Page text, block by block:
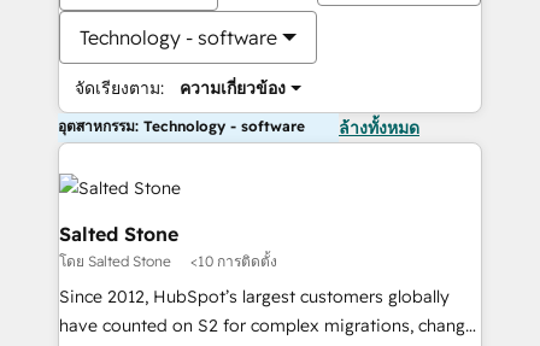
Technology - software
จัดเรียงตาม: ความเกี่ยวข้อง
อุตสาหกรรม: Technology - software ล้างทั้งหมด
Salted Stone
โดย Salted Stone <10 การติดตั้ง
Since 2012, HubSpot’s largest customers globally
have counted on S2 for complex migrations, change